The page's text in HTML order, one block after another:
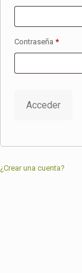
Contraseña *
Acceder
¿Crear una cuenta?